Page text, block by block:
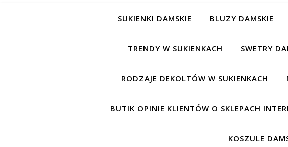
SUKIENKI DAMSKIE BLUZY DAMSKIE
TRENDY W SUKIENKACH SWETRY
RODZAJE DEKOLTÓW W SUKIENKACH
BUTIK OPINIE KLIENTÓW O SKLEPACH
KOSZULE